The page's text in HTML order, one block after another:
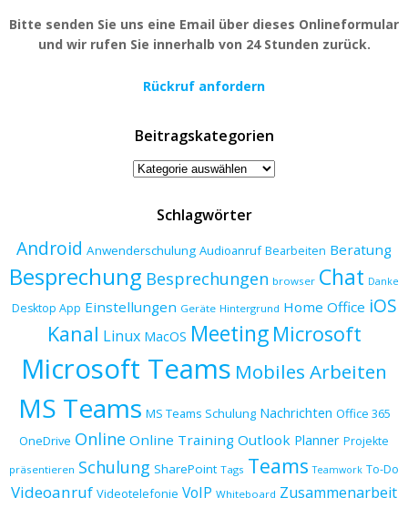
Bitte senden Sie uns eine Email über dieses Onlineformular
und wir rufen Sie innerhalb von 24 Stunden zurück.
Rückruf anfordern
Beitragskategorien
Beitragskategorien
Schlagwörter
Android Anwenderschulung Audioanruf Bearbeiten Beratung
Besprechung Besprechungen browser Chat Danke
Desktop App Einstellungen Geräte Hintergrund Home Office iOS
Kanal Linux MacOS Meeting Microsoft
Microsoft Teams Mobiles Arbeiten
MS Teams MS Teams Schulung Nachrichten Office 365
OneDrive Online Online Training Outlook Planner Projekte
präsentieren Schulung SharePoint Tags Teams Teamwork To-Do
Videoanruf Videotelefonie VoIP Whiteboard Zusammenarbeit